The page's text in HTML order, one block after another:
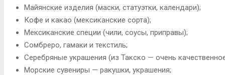
Майянские изделия (маски, статуэтки, календари);
Кофе и какао (мексиканские сорта);
Мексиканские специи (чили, соусы, приправы);
Сомбреро, гамаки и текстиль;
Серебряные украшения (из Такско — очень
Морские сувениры — ракушки, украшения;